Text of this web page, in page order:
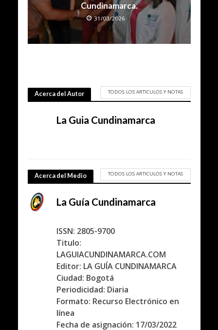
Cundinamarca.
31/03/2026
Acerca del Autor TODOS LOS ARTICULOS Y NOTAS
La Guia Cundinamarca
Acerca del Medio TODOS LOS ARTICULOS Y NOTAS
La Guía Cundinamarca
ISSN: 2805-9700
Titulo:
LAGUIACUNDINAMARCA.COM
Editor: LA GUÍA CUNDINAMARCA
Ciudad: Bogotá
Periodicidad: Diaria
Formato: Recurso Electrónico en
línea
Fecha de asignación: 17/03/2022